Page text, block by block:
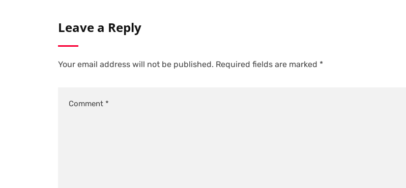
Leave a Reply
Your email address will not be published. Required fields are marked *